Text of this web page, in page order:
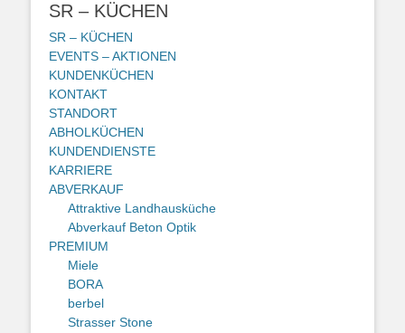
SR – KÜCHEN
SR – KÜCHEN
EVENTS – AKTIONEN
KUNDENKÜCHEN
KONTAKT
STANDORT
ABHOLKÜCHEN
KUNDENDIENSTE
KARRIERE
ABVERKAUF
Attraktive Landhausküche
Abverkauf Beton Optik
PREMIUM
Miele
BORA
berbel
Strasser Stone